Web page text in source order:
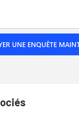
UNE ENQUÊTE